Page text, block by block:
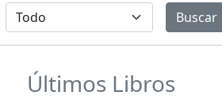
Últimos Libros